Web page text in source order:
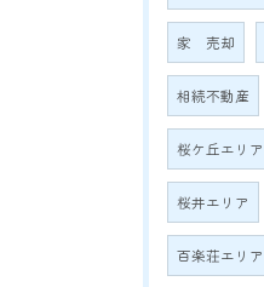
家 売却
相続不動産
桜ケ丘エリア
桜井エリア
百楽荘エリア